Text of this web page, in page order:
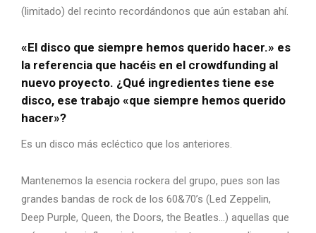
(limitado) del recinto recordándonos que aún estaban ahí.
«El disco que siempre hemos querido hacer.» es
la referencia que hacéis en el crowdfunding al
nuevo proyecto. ¿Qué ingredientes tiene ese
disco, ese trabajo «que siempre hemos querido
hacer»?
Es un disco más ecléctico que los anteriores.
Mantenemos la esencia rockera del grupo, pues son las
grandes bandas de rock de los 60&70’s (Led Zeppelin,
Deep Purple, Queen, the Doors, the Beatles…) aquellas que